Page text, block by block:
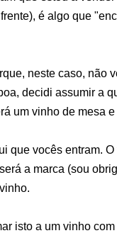
é algo que
neste caso, não
decidi assumir a
um vinho de mesa
que vocês entram.
a marca (sou
isto a um vinho